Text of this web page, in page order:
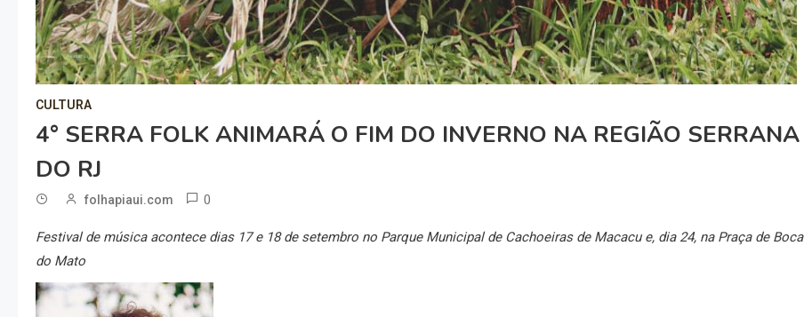
CULTURA
4° SERRA FOLK ANIMARÁ O FIM DO INVERNO NA REGIÃO SERRANA
DO RJ
folhapiaui.com 0
Festival de música acontece dias 17 e 18 de setembro no Parque Municipal de Cachoeiras de Macacu e, dia 24, na Praça de Boca
do Mato